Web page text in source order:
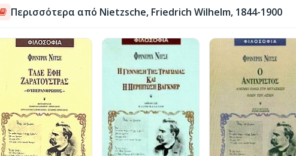
Περισσότερα από Nietzsche, Friedrich Wilhelm, 1844-1900